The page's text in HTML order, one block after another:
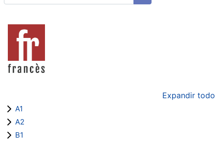
Buscar cursos
Expandir todo
A1
A2
B1